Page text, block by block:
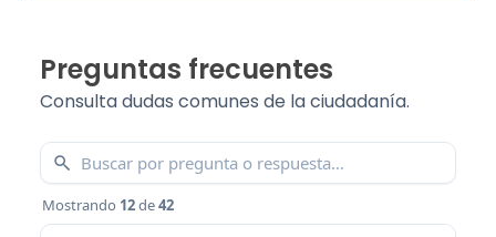
Preguntas frecuentes
Consulta dudas comunes de la ciudadanía.
Mostrando 12de42